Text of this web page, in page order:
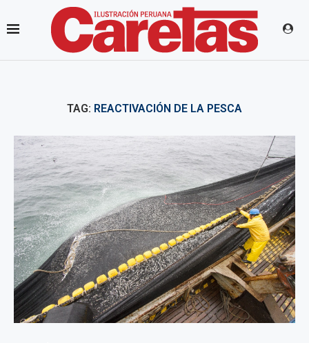
TAG: REACTIVACIÓN DE LA PESCA